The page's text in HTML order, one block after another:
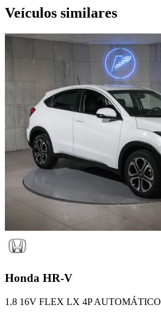
Veículos similares
Honda HR-V
1.8 16V FLEX LX 4P AUTOMÁTICO